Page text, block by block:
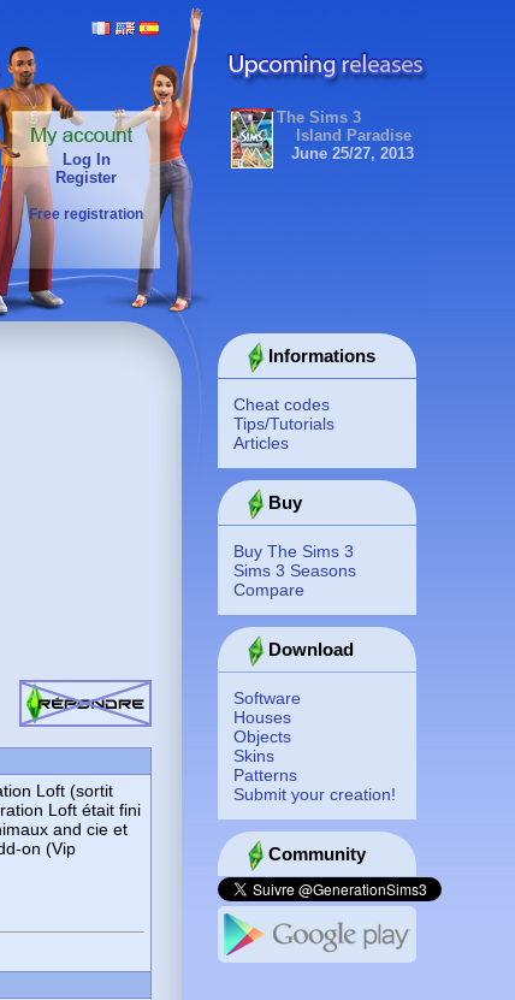
Log In
Register
Free registration
The Sims 3
Island Paradise
June 25/27, 2013
Informations
Cheat codes
Tips/Tutorials
Articles
Buy
Buy The Sims 3
Sims 3 Seasons
Compare
Download
Software
Houses
Objects
Skins
Patterns
Submit your creation!
Community
Loft (sortit
Loft était fini
and cie et
on (Vip